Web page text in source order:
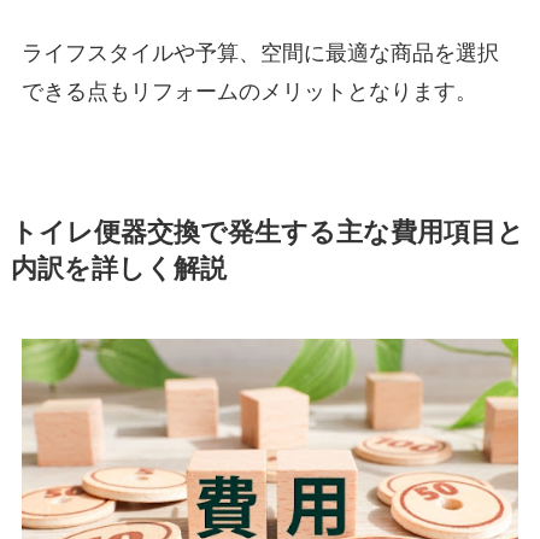
ライフスタイルや予算、空間に最適な商品を選択
できる点もリフォームのメリットとなります。
トイレ便器交換で発生する主な費用項目と
内訳を詳しく解説